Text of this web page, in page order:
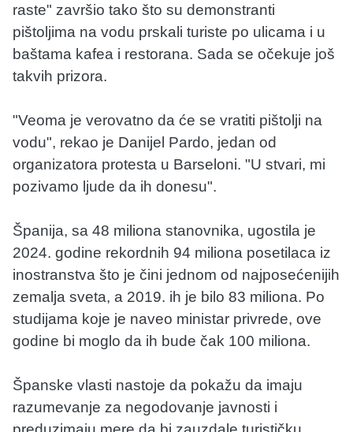
raste" završio tako što su demonstranti
pištoljima na vodu prskali turiste po ulicama i u
baštama kafea i restorana. Sada se očekuje još
takvih prizora.
"Veoma je verovatno da će se vratiti pištolji na
vodu", rekao je Danijel Pardo, jedan od
organizatora protesta u Barseloni. "U stvari, mi
pozivamo ljude da ih donesu".
Španija, sa 48 miliona stanovnika, ugostila je
2024. godine rekordnih 94 miliona posetilaca iz
inostranstva što je čini jednom od najposećenijih
zemalja sveta, a 2019. ih je bilo 83 miliona. Po
studijama koje je naveo ministar privrede, ove
godine bi moglo da ih bude čak 100 miliona.
Španske vlasti nastoje da pokažu da imaju
razumevanje za negodovanje javnosti i